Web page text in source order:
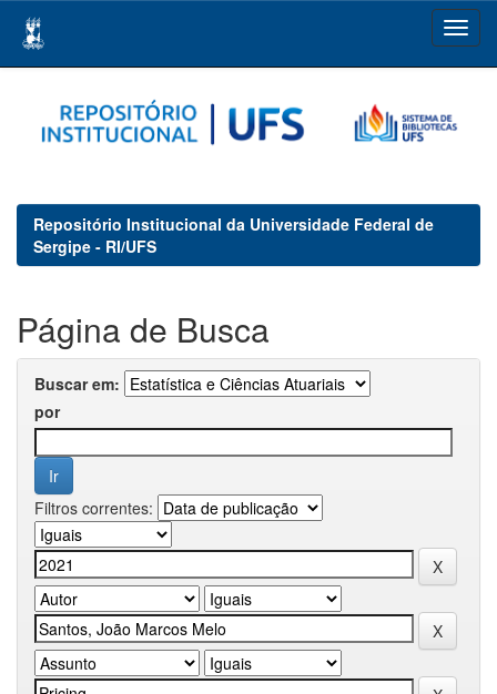
navigation
Repositório Institucional da Universidade Federal de
Sergipe - RI/UFS
Página de Busca
Buscar em:
por
Filtros correntes: